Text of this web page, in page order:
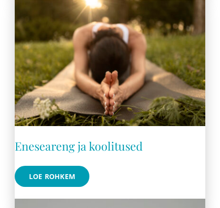
Eneseareng ja koolitused
LOE ROHKEM